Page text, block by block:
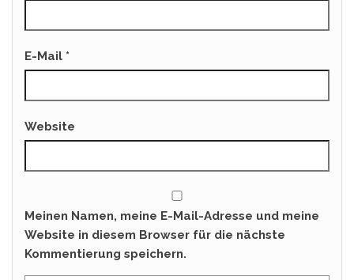
E-Mail *
Website
Meinen Namen, meine E-Mail-Adresse und meine
Website in diesem Browser für die nächste
Kommentierung speichern.